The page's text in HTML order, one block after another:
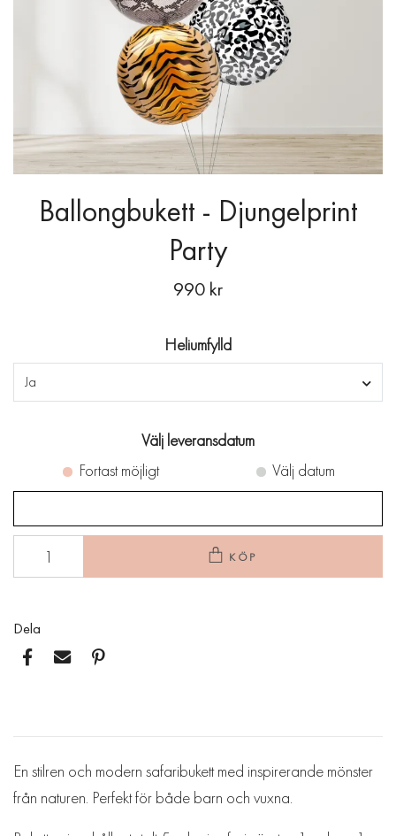
Ballongbukett - Djungelprint
Party
990 kr
Heliumfylld
Ja
Välj leveransdatum
Fortast möjligt
Välj datum
KÖP
Dela
En stilren och modern safaribukett med inspirerande mönster
från naturen. Perfekt för både barn och vuxna.